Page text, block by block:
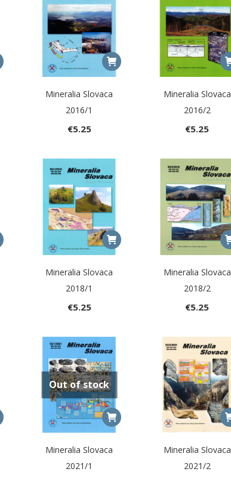
Mineralia Slovaca
2016/1
€5.25
Mineralia Slovaca
2016/2
€5.25
Mineralia Slovaca
2018/1
€5.25
Mineralia Slovaca
2018/2
€5.25
Out of stock
Mineralia Slovaca
2021/1
Mineralia Slovaca
2021/2